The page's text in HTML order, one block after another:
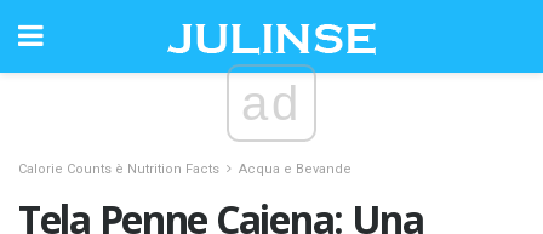
ad
Calorie Counts è Nutrition Facts Acqua e Bevande
Tela Penne Caiena: Una